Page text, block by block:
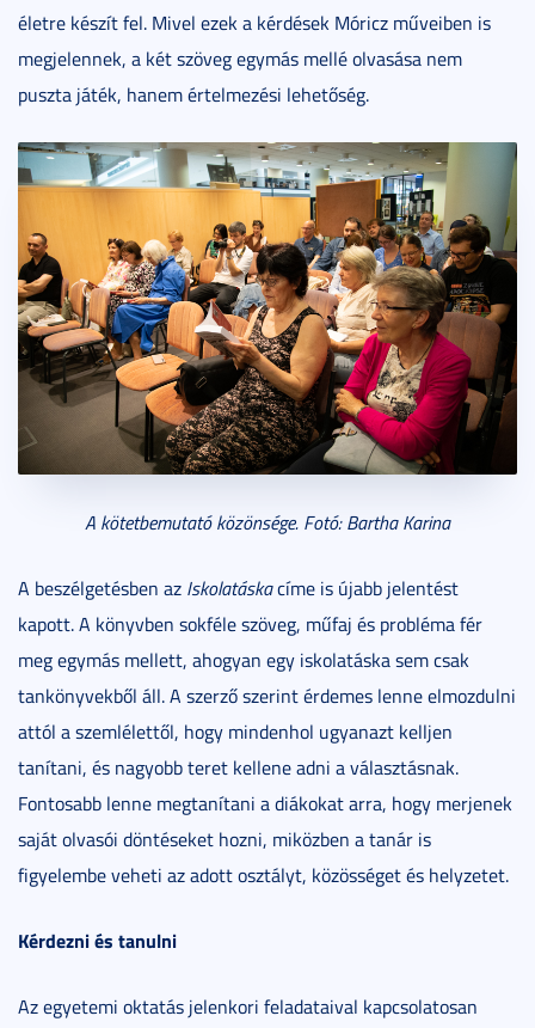
életre készít fel. Mivel ezek a kérdések Móricz műveiben is
megjelennek, a két szöveg egymás mellé olvasása nem
puszta játék, hanem értelmezési lehetőség.
A kötetbemutató közönsége. Fotó: Bartha Karina
A beszélgetésben az Iskolatáskacíme is újabb jelentést
kapott. A könyvben sokféle szöveg, műfaj és probléma fér
meg egymás mellett, ahogyan egy iskolatáska sem csak
tankönyvekből áll. A szerző szerint érdemes lenne elmozdulni
attól a szemlélettől, hogy mindenhol ugyanazt kelljen
tanítani, és nagyobb teret kellene adni a választásnak.
Fontosabb lenne megtanítani a diákokat arra, hogy merjenek
saját olvasói döntéseket hozni, miközben a tanár is
figyelembe veheti az adott osztályt, közösséget és helyzetet.
Kérdezni és tanulni
Az egyetemi oktatás jelenkori feladataival kapcsolatosan